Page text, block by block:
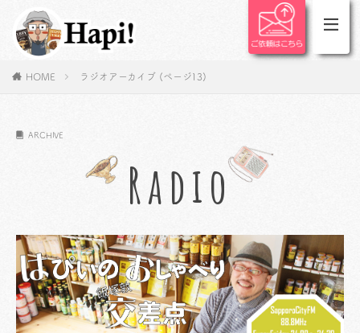
HOME ラジオアーカイブ (ページ13)
ARCHIVE
Radio